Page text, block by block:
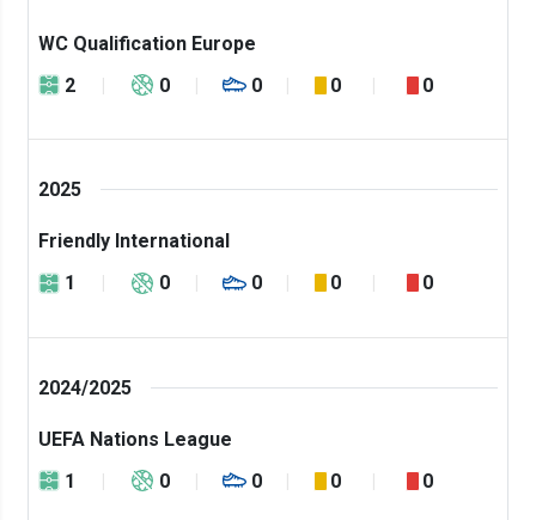
WC Qualification Europe
2
0 0 0 0
2025
Friendly International
1
0 0 0 0
2024/2025
UEFA Nations League
1
0 0 0 0